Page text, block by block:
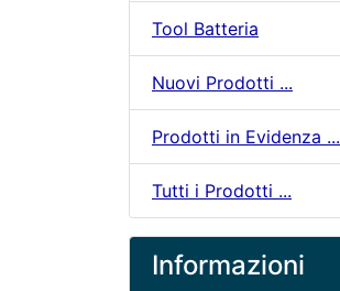
Tool Batteria
Nuovi Prodotti ...
Prodotti in Evidenza ...
Tutti i Prodotti ...
Informazioni